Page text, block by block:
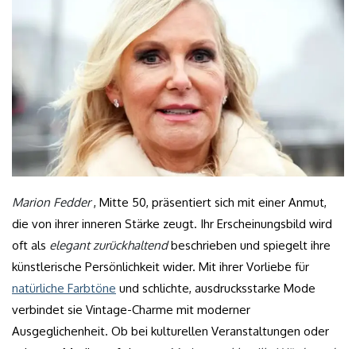
Marion Fedder, Mitte 50, präsentiert sich mit einer Anmut,
die von ihrer inneren Stärke zeugt. Ihr Erscheinungsbild wird
oft als elegant zurückhaltendbeschrieben und spiegelt ihre
künstlerische Persönlichkeit wider. Mit ihrer Vorliebe für
natürliche Farbtöne und schlichte, ausdrucksstarke Mode
verbindet sie Vintage-Charme mit moderner
Ausgeglichenheit. Ob bei kulturellen Veranstaltungen oder